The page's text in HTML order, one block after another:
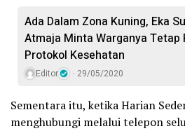
Ada Dalam Zona Kuning, Eka
Atmaja Minta Warganya Tetap
Protokol Kesehatan
Editor 29/05/2020
Sementara itu, ketika Harian
menghubungi melalui telepon